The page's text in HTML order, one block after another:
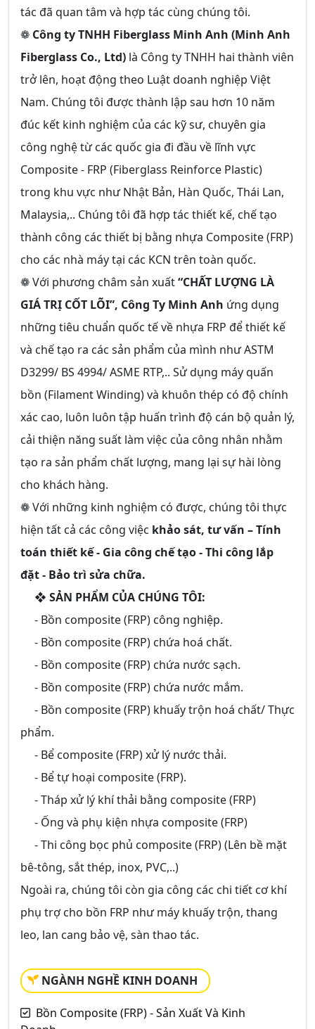
tác đã quan tâm và hợp tác cùng chúng tôi.
❁ Công ty TNHH Fiberglass Minh Anh (Minh Anh
Fiberglass Co., Ltd) là Công ty TNHH hai thành viên
trở lên, hoạt động theo Luật doanh nghiệp Việt
Nam. Chúng tôi được thành lập sau hơn 10 năm
đúc kết kinh nghiệm của các kỹ sư, chuyên gia
công nghệ từ các quốc gia đi đầu về lĩnh vực
Composite - FRP (Fiberglass Reinforce Plastic)
trong khu vực như Nhật Bản, Hàn Quốc, Thái Lan,
Malaysia,.. Chúng tôi đã hợp tác thiết kế, chế tạo
thành công các thiết bị bằng nhựa Composite (FRP)
cho các nhà máy tại các KCN trên toàn quốc.
❁ Với phương châm sản xuất“CHẤT LƯỢNG LÀ
GIÁ TRỊ CỐT LÕI”, Công Ty Minh Anh ứng dụng
những tiêu chuẩn quốc tế về nhựa FRP để thiết kế
và chế tạo ra các sản phẩm của mình như ASTM
D3299/ BS 4994/ ASME RTP,.. Sử dụng máy quấn
bồn (Filament Winding) và khuôn thép có độ chính
xác cao, luôn luôn tập huấn trình độ cán bộ quản lý,
cải thiện năng suất làm việc của công nhân nhằm
tạo ra sản phẩm chất lượng, mang lại sự hài lòng
cho khách hàng.
❁ Với những kinh nghiệm có được, chúng tôi thực
hiện tất cả các công việc khảo sát, tư vấn – Tính
toán thiết kế - Gia công chế tạo - Thi công lắp
đặt - Bảo trì sửa chữa.
❖ SẢN PHẨM CỦA CHÚNG TÔI:
- Bồn composite (FRP) công nghiệp.
- Bồn composite (FRP) chứa hoá chất.
- Bồn composite (FRP) chứa nước sạch.
- Bồn composite (FRP) chứa nước mắm.
- Bồn composite (FRP) khuấy trộn hoá chất/ Thực
phẩm.
- Bể composite (FRP) xử lý nước thải.
- Bể tự hoại composite (FRP).
- Tháp xử lý khí thải bằng composite (FRP)
- Ống và phụ kiện nhựa composite (FRP)
- Thi công bọc phủ composite (FRP) (Lên bề mặt
bê-tông, sắt thép, inox, PVC,..)
Ngoài ra, chúng tôi còn gia công các chi tiết cơ khí
phụ trợ cho bồn FRP như máy khuấy trộn, thang
leo, lan cang bảo vệ, sàn thao tác.
NGÀNH NGHỀ KINH DOANH
Bồn Composite (FRP) - Sản Xuất Và Kinh